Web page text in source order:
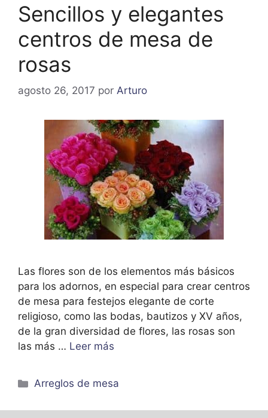
Sencillos y elegantes
centros de mesa de
rosas
agosto 26, 2017 por Arturo
Las flores son de los elementos más básicos
para los adornos, en especial para crear centros
de mesa para festejos elegante de corte
religioso, como las bodas, bautizos y XV años,
de la gran diversidad de flores, las rosas son
las más … Leer más
Categorías
Arreglos de mesa